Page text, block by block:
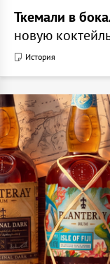
Ткемали в
новую
История